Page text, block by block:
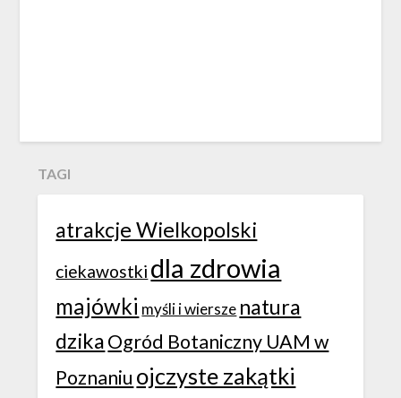
TAGI
atrakcje Wielkopolski
ciekawostki dla zdrowia
majówki myśli i wiersze natura
dzikaOgród Botaniczny UAM w
Poznaniu ojczyste zakątki